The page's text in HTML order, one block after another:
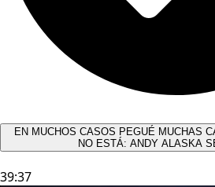
EN MUCHOS CASOS PEGUÉ MUCHAS
NO ESTÁ: ANDY ALASKA
39:37